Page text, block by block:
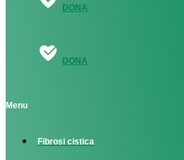
DONA
DONA
Menu
Fibrosi cistica